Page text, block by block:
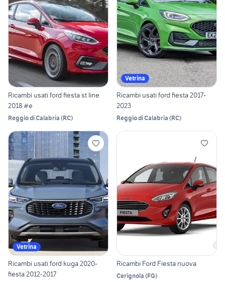
Ricambi usati ford fiesta st line
2018 #e
Reggio di Calabria (RC)
Vetrina
Ricambi usati ford fiesta 2017-
2023
Reggio di Calabria (RC)
Vetrina
Ricambi usati ford kuga 2020-
fiesta 2012-2017
Ricambi Ford Fiesta nuova
Cerignola (FG)